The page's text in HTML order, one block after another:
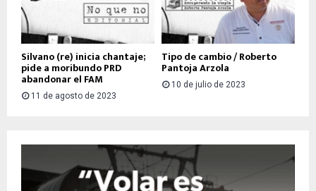
Silvano (re) inicia chantaje;
pide a moribundo PRD
abandonar el FAM
11 de agosto de 2023
Tipo de cambio / Roberto
Pantoja Arzola
10 de julio de 2023